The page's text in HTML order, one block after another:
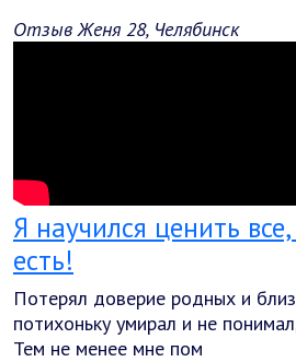
Отзыв Женя 28, Челябинск
Я научился ценить
есть!
Потерял доверие родных и
потихоньку умирал и не
Тем не менее мне пом